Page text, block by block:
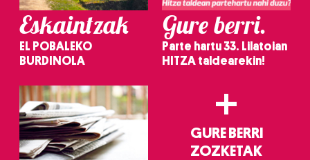
Eskaintzak
EL POBALEKO
BURDINOLA
Gure berri.
Parte hartu 33. Lilatoian
HITZA taldearekin!
+
GURE BERRI
ZOZKETAK